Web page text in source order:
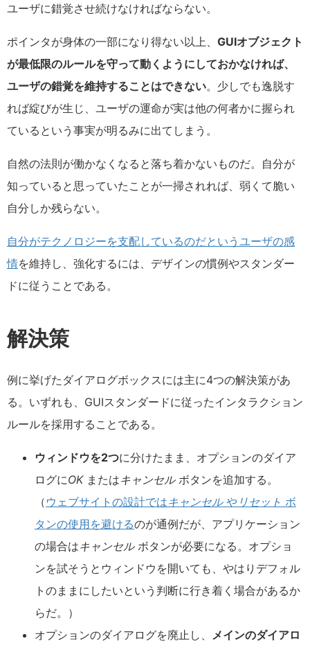
ユーザに錯覚させ続けなければならない。
ポインタが身体の一部になり得ない以上、 GUIオブジェクト
が最低限のルールを守って動くようにしておかなければ、
ユーザの錯覚を維持することはできない。少しでも逸脱す
れば綻びが生じ、ユーザの運命が実は他の何者かに握られ
ているという事実が明るみに出てしまう。
自然の法則が働かなくなると落ち着かないものだ。自分が
知っていると思っていたことが一掃されれば、弱くて脆い
自分しか残らない。
自分がテクノロジーを支配しているのだというユーザの感
情を維持し、強化するには、デザインの慣例やスタンダー
ドに従うことである。
解決策
例に挙げたダイアログボックスには主に4つの解決策があ
る。いずれも、GUIスタンダードに従ったインタラクション
ルールを採用することである。
ウィンドウを2つに分けたまま、オプションのダイア
ログにOKまたはキャンセルボタンを追加する。
（ ウェブサイトの設計ではキャンセルや リセット ボ
タンの使用を避けるのが通例だが、アプリケーション
の場合はキャンセルボタンが必要になる。オプショ
ンを試そうとウィンドウを開いても、やはりデフォル
トのままにしたいという判断に行き着く場合があるか
らだ。）
オプションのダイアログを廃止し、
メインのダイアロ